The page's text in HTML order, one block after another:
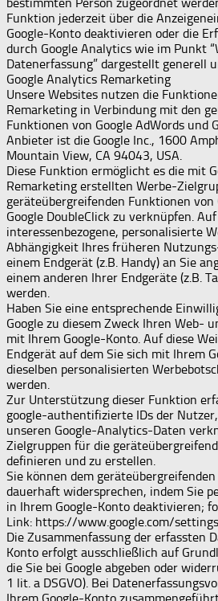
Funktion jederzeit über die
Google-Konto deaktivieren oder die
durch Google Analytics wie im Punkt
Datenerfassung” dargestellt generell
Google Analytics Remarketing
Unsere Websites nutzen die
Remarketing in Verbindung mit den
Funktionen von Google AdWords und
Anbieter ist die Google Inc., 1600
Mountain View, CA 94043, USA.
Diese Funktion ermöglicht es die mit
Remarketing erstellten Werbe-
geräteübergreifenden Funktionen von
Google DoubleClick zu verknüpfen.
interessenbezogene, personalisierte
Abhängigkeit Ihres früheren
einem Endgerät (z.B. Handy) an Sie
einem anderen Ihrer Endgeräte (z.B.
werden.
Haben Sie eine entsprechende
Google zu diesem Zweck Ihren Web-
mit Ihrem Google-Konto. Auf diese
Endgerät auf dem Sie sich mit Ihrem
dieselben personalisierten
werden.
Zur Unterstützung dieser Funktion
google-authentifizierte IDs der
unseren Google-Analytics-Daten
Zielgruppen für die
definieren und zu erstellen.
Sie können dem
dauerhaft widersprechen, indem Sie
in Ihrem Google-Konto deaktivieren;
Link: https://www.google.com/
Die Zusammenfassung der erfassten
Konto erfolgt ausschließlich auf
die Sie bei Google abgeben oder
1 lit. a DSGVO). Bei